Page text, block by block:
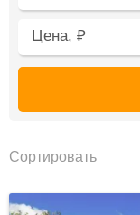
Цена, ₽
Сортировать